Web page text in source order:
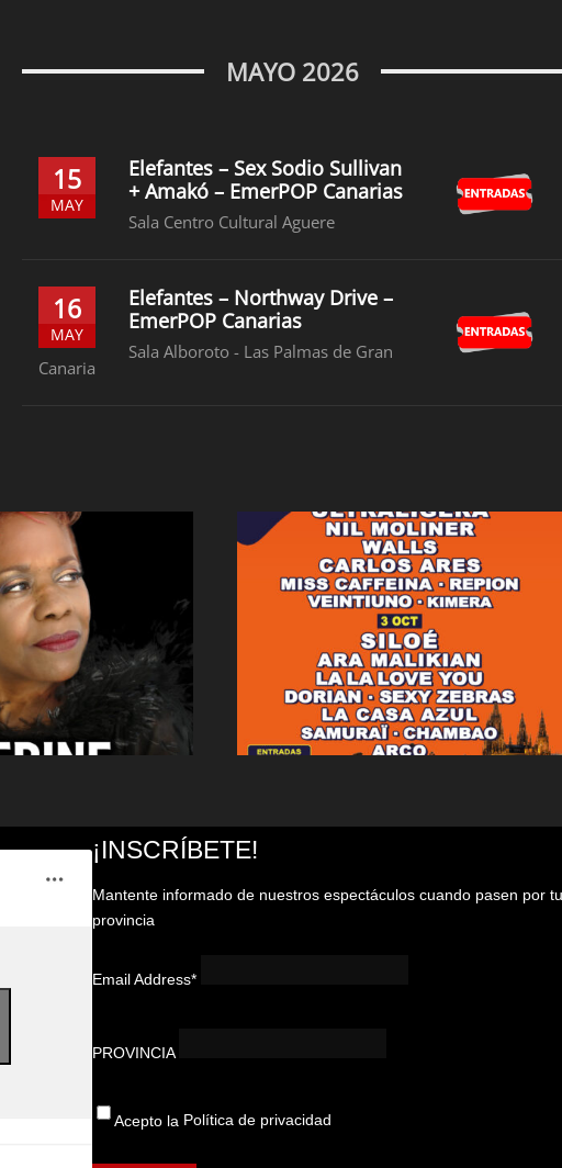
MAYO 2026
15
MAY
Elefantes – Sex Sodio Sullivan
+ Amakó – EmerPOP Canarias
Sala Centro Cultural Aguere
16
MAY
Elefantes – Northway Drive –
EmerPOP Canarias
Sala Alboroto - Las Palmas de Gran
Canaria
¡INSCRÍBETE!
Mantente informado de nuestros espectáculos cuando pasen por tu
provincia
Email Address*
PROVINCIA
Acepto la Política de privacidad